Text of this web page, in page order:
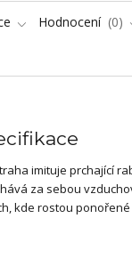
Hodnocení
0
imituje prchající
za sebou
kde rostou